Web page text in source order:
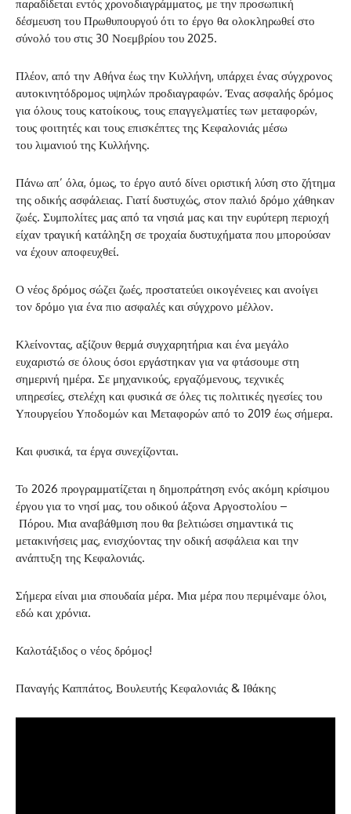
παραδίδεται εντός χρονοδιαγράμματος, με την προσωπική
δέσμευση του Πρωθυπουργού ότι το έργο θα ολοκληρωθεί στο
σύνολό του στις 30 Νοεμβρίου του 2025.
Πλέον, από την Αθήνα έως την Κυλλήνη, υπάρχει ένας σύγχρονος
αυτοκινητόδρομος υψηλών προδιαγραφών. Ένας ασφαλής δρόμος
για όλους τους κατοίκους, τους επαγγελματίες των μεταφορών,
τους φοιτητές και τους επισκέπτες της Κεφαλονιάς μέσω
του λιμανιού της Κυλλήνης.
Πάνω απ’ όλα, όμως, το έργο αυτό δίνει οριστική λύση στο ζήτημα
της οδικής ασφάλειας. Γιατί δυστυχώς, στον παλιό δρόμο χάθηκαν
ζωές. Συμπολίτες μας από τα νησιά μας και την ευρύτερη περιοχή
είχαν τραγική κατάληξη σε τροχαία δυστυχήματα που μπορούσαν
να έχουν αποφευχθεί.
Ο νέος δρόμος σώζει ζωές, προστατεύει οικογένειες και ανοίγει
τον δρόμο για ένα πιο ασφαλές και σύγχρονο μέλλον.
Κλείνοντας, αξίζουν θερμά συγχαρητήρια και ένα μεγάλο
ευχαριστώ σε όλους όσοι εργάστηκαν για να φτάσουμε στη
σημερινή ημέρα. Σε μηχανικούς, εργαζόμενους, τεχνικές
υπηρεσίες, στελέχη και φυσικά σε όλες τις πολιτικές ηγεσίες του
Υπουργείου Υποδομών και Μεταφορών από το 2019 έως σήμερα.
Και φυσικά, τα έργα συνεχίζονται.
Το 2026 προγραμματίζεται η δημοπράτηση ενός ακόμη κρίσιμου
έργου για το νησί μας, του οδικού άξονα Αργοστολίου –
Πόρου. Μια αναβάθμιση που θα βελτιώσει σημαντικά τις
μετακινήσεις μας, ενισχύοντας την οδική ασφάλεια και την
ανάπτυξη της Κεφαλονιάς.
Σήμερα είναι μια σπουδαία μέρα. Μια μέρα που περιμέναμε όλοι,
εδώ και χρόνια.
Καλοτάξιδος ο νέος δρόμος!
Παναγής Καππάτος, Βουλευτής Κεφαλονιάς & Ιθάκης